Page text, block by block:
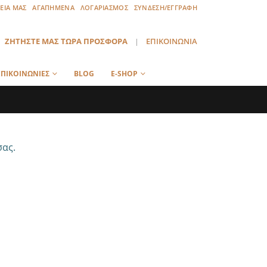
ΜΑΣ ΑΓΑΠΗΜΕΝΑ ΛΟΓΑΡΙΑΣΜΟΣ ΣΥΝΔΕΣΗ/ΕΓΓΡΑΦΗ
ΖΗΤΗΣΤΕ ΜΑΣ ΤΩΡΑ ΠΡΟΣΦΟΡΑ | ΕΠΙΚΟΙΝΩΝΙΑ
BLOG E-SHOP